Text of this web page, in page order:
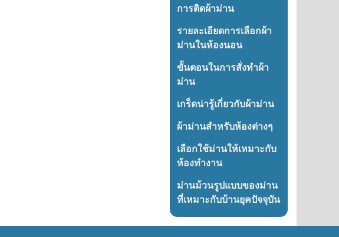
การติดผ้าม่าน
รายละเอียดการเลือกผ้า
ม่านในห้องนอน
ขั้นตอนในการสั่งทำผ้า
ม่าน
เกร็ดน่ารู้เกี่ยวกับผ้าม่าน
ผ้าม่านสำหรับห้องต่างๆ
เลือกใช้ม่านให้เหมาะกับ
ห้องทำงาน
ม่านม้วนรูปแบบของม่าน
ที่เหมาะกับบ้านยุคปัจจุบัน